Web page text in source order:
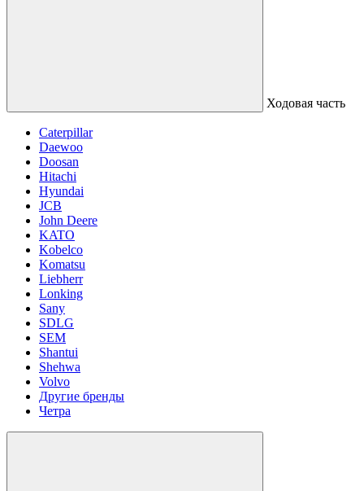
Ходовая часть
Caterpillar
Daewoo
Doosan
Hitachi
Hyundai
JCB
John Deere
KATO
Kobelco
Komatsu
Liebherr
Lonking
Sany
SDLG
SEM
Shantui
Shehwa
Volvo
Другие бренды
Четра